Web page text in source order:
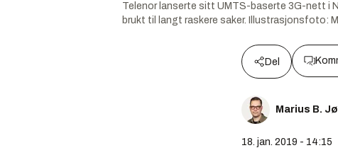
Telenor lanserte sitt UMTS-baserte 3G-nett i
brukt til langt raskere saker.
Illustrasjonsfoto:
Del
Marius B.
18. jan. 2019 - 14:15